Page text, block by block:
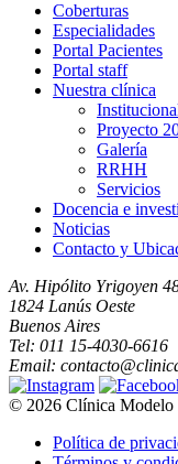
Coberturas
Especialidades
Portal Pacientes
Portal staff
Nuestra clínica
Proyecto
Galería
RRHH
Servicios
Docencia e
Noticias
Contacto y
Av. Hipólito Yrigoyen
1824 Lanús Oeste
Buenos Aires
Tel: 011 15-4030-6616
Email:
© 2026 Clínica Modelo
Política de